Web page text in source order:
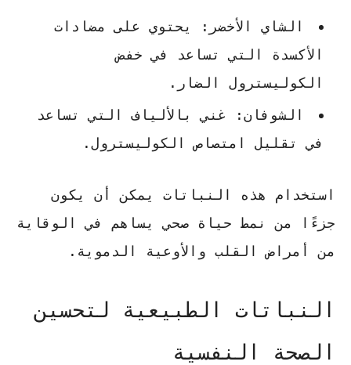
الشاي الأخضر: يحتوي على مضادات
الأكسدة التي تساعد في خفض
الكوليسترول الضار.
الشوفان: غني بالألياف التي تساعد
في تقليل امتصاص الكوليسترول.
استخدام هذه النباتات يمكن أن يكون
جزءًا من نمط حياة صحي يساهم في الوقاية
من أمراض القلب والأوعية الدموية.
النباتات الطبيعية لتحسين
الصحة النفسية